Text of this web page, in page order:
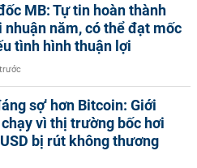
MB: Tự tin hoàn thành
nhuận năm, có thể đạt mốc
tình hình thuận lợi
sợ' hơn Bitcoin: Giới
vì thị trường bốc hơi
bị rút không thương